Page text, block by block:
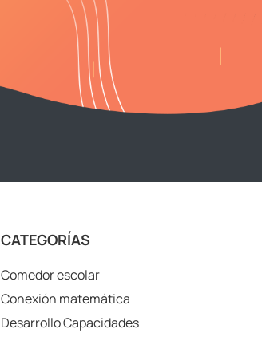
CATEGORÍAS
Comedor escolar
Conexión matemática
Desarrollo Capacidades